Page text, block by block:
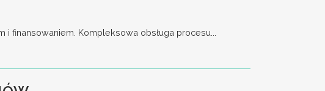
Kompleksowa obsługa procesu...